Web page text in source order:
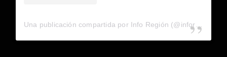
Una publicación compartida por Info Región (@inforegion_redes)